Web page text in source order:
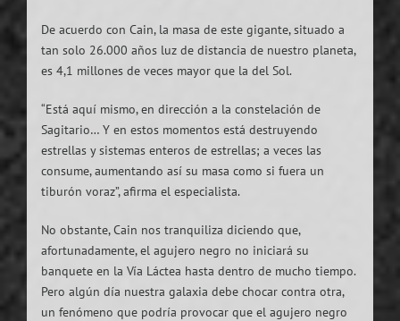
De acuerdo con Cain, la masa de este gigante, situado a
tan solo 26.000 años luz de distancia de nuestro planeta,
es 4,1 millones de veces mayor que la del Sol.
“Está aquí mismo, en dirección a la constelación de
Sagitario… Y en estos momentos está destruyendo
estrellas y sistemas enteros de estrellas; a veces las
consume, aumentando así su masa como si fuera un
tiburón voraz”, afirma el especialista.
No obstante, Cain nos tranquiliza diciendo que,
afortunadamente, el agujero negro no iniciará su
banquete en la Vía Láctea hasta dentro de mucho tiempo.
Pero algún día nuestra galaxia debe chocar contra otra,
un fenómeno que podría provocar que el agujero negro